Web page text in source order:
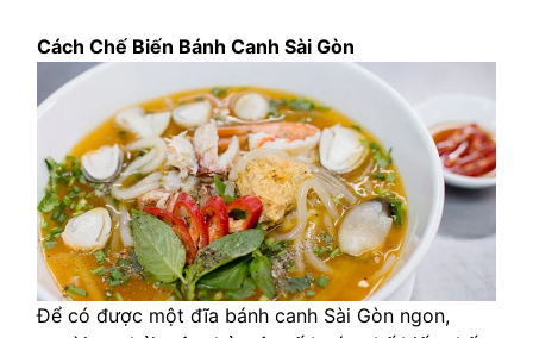
Cách Chế Biến Bánh Canh Sài Gòn
Để có được một đĩa bánh canh Sài Gòn ngon,